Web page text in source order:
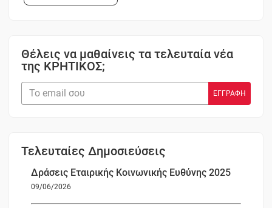
Θέλεις να μαθαίνεις τα τελευταία νέα
της ΚΡΗΤΙΚΟΣ;
Τελευταίες Δημοσιεύσεις
Δράσεις Εταιρικής Κοινωνικής Ευθύνης 2025
09/06/2026